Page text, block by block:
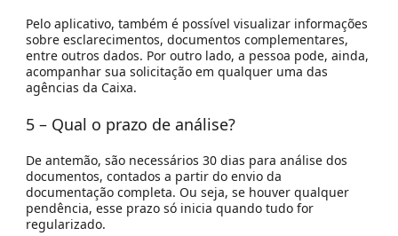
Pelo aplicativo, também é possível visualizar informações
sobre esclarecimentos, documentos complementares,
entre outros dados. Por outro lado, a pessoa pode, ainda,
acompanhar sua solicitação em qualquer uma das
agências da Caixa.
5 – Qual o prazo de análise?
De antemão, são necessários 30 dias para análise dos
documentos, contados a partir do envio da
documentação completa. Ou seja, se houver qualquer
pendência, esse prazo só inicia quando tudo for
regularizado.